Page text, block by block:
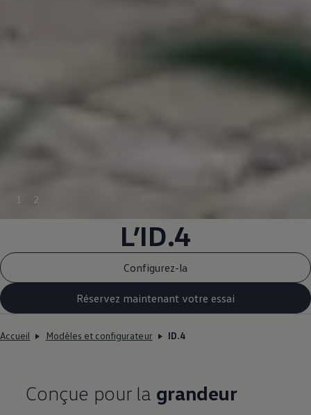
1 2
L’ID.4
Configurez-la
Réservez maintenant votre essai
Accueil Modèles et configurateur ID.4
Conçue pour la grandeur